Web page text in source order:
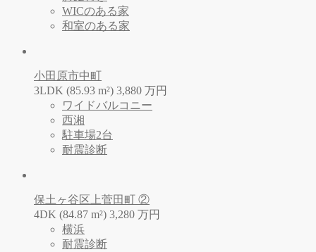
WICのある家
和室のある家
小田原市中町
3LDK (85.93 m²) 3,880 万円
ワイドバルコニー
西湘
駐車場2台
耐震診断
保土ヶ谷区上菅田町 ②
4DK (84.87 m²) 3,280 万円
横浜
耐震診断